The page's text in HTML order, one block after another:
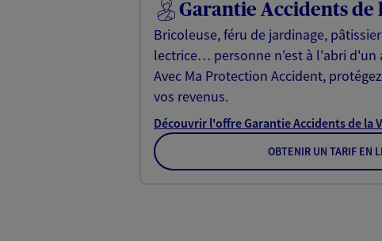
Garantie Accidents de
Bricoleuse, féru de jardinage,
lectrice… personne n'est à l'abri d'un
Avec Ma Protection Accident,
vos revenus.
Découvrir l'offre Garantie Accidents de la
OBTENIR UN TARIF EN